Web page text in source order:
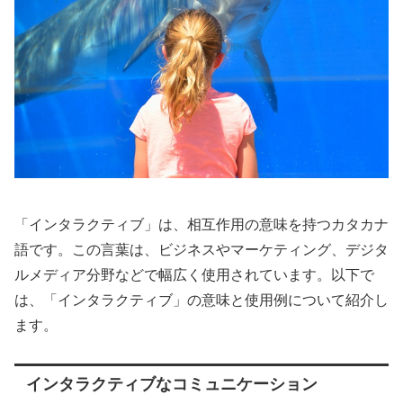
「インタラクティブ」は、相互作用の意味を持つカタカナ
語です。この言葉は、ビジネスやマーケティング、デジタ
ルメディア分野などで幅広く使用されています。以下で
は、「インタラクティブ」の意味と使用例について紹介し
ます。
インタラクティブなコミュニケーション